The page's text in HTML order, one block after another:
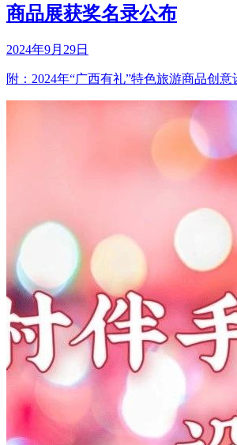
商品展获奖名录公布
2024年9月29日
附：2024年“广西有礼”特色旅游商品创